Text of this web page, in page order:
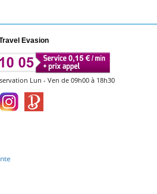
Evasion
Lun - Ven de 09h00 à 18h30